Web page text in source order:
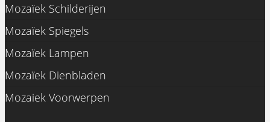
Mozaïek Schilderijen
Mozaïek Spiegels
Mozaïek Lampen
Mozaïek Dienbladen
Mozaiek Voorwerpen